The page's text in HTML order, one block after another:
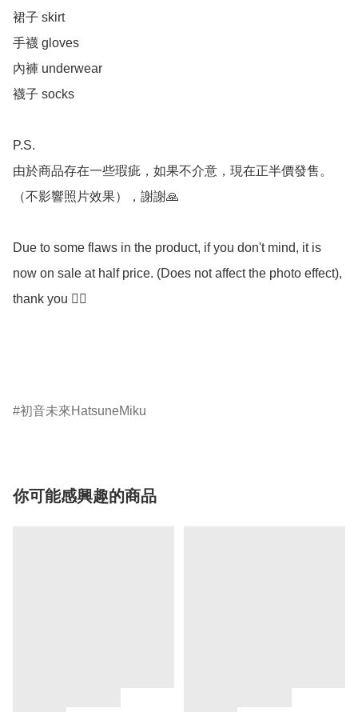
裙子 skirt
手襪 gloves
內褲 underwear
襪子 socks
P.S.
由於商品存在一些瑕疵，如果不介意，現在正半價發售。
（不影響照片效果），謝謝🙏
Due to some flaws in the product, if you don't mind, it is
now on sale at half price. (Does not affect the photo effect),
thank you 🙇‍♀️
初音未來HatsuneMiku
你可能感興趣的商品